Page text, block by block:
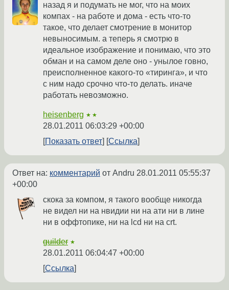
назад я и подумать не мог, что на моих
компах - на работе и дома - есть что-то
такое, что делает смотрение в монитор
невыносимым. а теперь я смотрю в
идеальное изображение и понимаю, что это
обман и на самом деле оно - унылое говно,
преисполненное какого-то «тиринга», и что
с ним надо срочно что-то делать. иначе
работать невозможно.
heisenberg ★★
28.01.2011 06:03:29 +00:00
Показать ответ
Ссылка
Ответ на: комментарий от Andru 28.01.2011 05:55:37
+00:00
скока за компом, я такого вообще никогда
не видел ни на нвидии ни на ати ни в лине
ни в оффтопике, ни на lcd ни на crt.
guilder ★
28.01.2011 06:04:47 +00:00
Ссылка